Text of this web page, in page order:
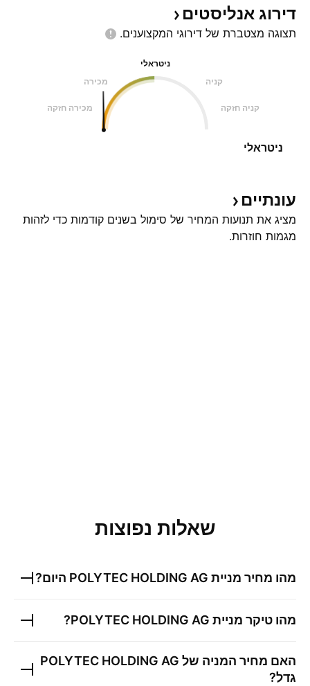
דירוג אנליסטים
תצוגה מצטברת של דירוגי המקצוענים.
ניטראלי
מכירה
קניה
מכירה חזקה קניה חזקה
ניטראלי
עונתיים
מציג את תנועות המחיר של סימול בשנים קודמות כדי לזהות
מגמות חוזרות.
שאלות נפוצות
מהו מחיר מניית POLYTEC HOLDING AG היום?
מהו טיקר מניית POLYTEC HOLDING AG
?
האם מחיר המניה של POLYTEC HOLDING AG
גדל?